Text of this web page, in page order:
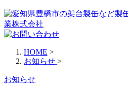
HOME >
お知らせ >
お知らせ